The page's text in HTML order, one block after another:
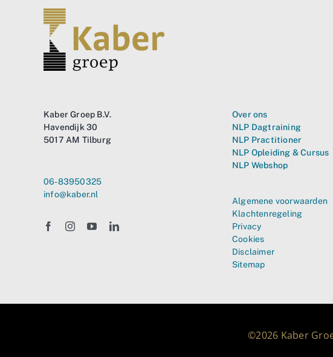
Kaber Groep B.V.
Havendijk 30
5017 AM Tilburg
06-83950325
info@kaber.nl
Over ons
NLP Dagtraining
NLP Practitioner
NLP Opleiding & Cursus
NLP Webshop
Algemene voorwaarden
Klachtenregeling
Privacy
Cookies
Disclaimer
Sitemap
©2026 Kaber